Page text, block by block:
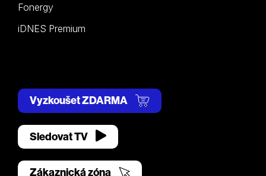
Fonergy
iDNES Premium
Vyzkoušet ZDARMA
Sledovat TV
Zákaznická zóna